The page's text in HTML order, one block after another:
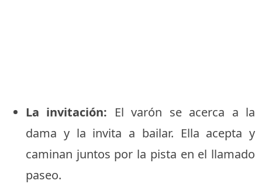
La invitación: El varón se acerca a la
dama y la invita a bailar. Ella acepta y
caminan juntos por la pista en el llamado
paseo.